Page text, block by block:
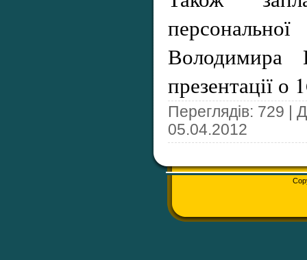
Володимира
презентації о
Переглядів: 729 |
05.04.2012